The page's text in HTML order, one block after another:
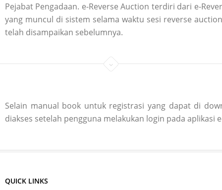
Pejabat Pengadaan. e-Reverse Auction terdiri dari e-
yang muncul di sistem selama waktu sesi reverse
telah disampaikan sebelumnya.
Selain manual book untuk registrasi yang dapat di
diakses setelah pengguna melakukan login pada aplikasi
QUICK LINKS